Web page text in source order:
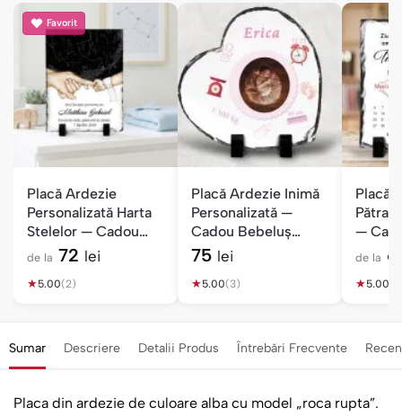
Favorit
Placă Ardezie
Personalizată Harta
Stelelor — Cadou
Botez
de la 72 lei
★5.00(2)
Placă Ardezie Inimă
Personalizată —
Cadou Bebeluș
Fetiță
75 lei
★5.00(3)
Placă
—
Născut
de la
★5.00
Sumar Descriere Detalii Produs Întrebări Frecvente
Placa din ardezie de culoare alba cu model „roca rupta”.